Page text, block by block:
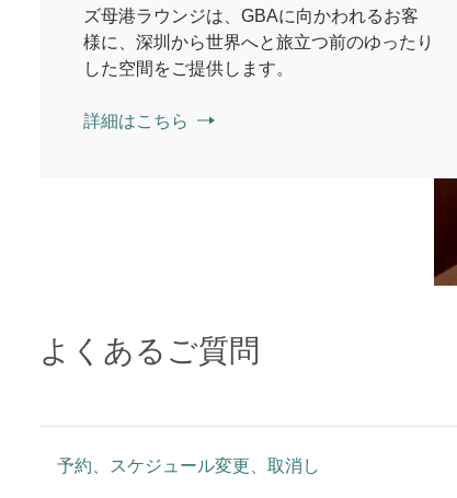
ズ母港ラウンジは、GBAに向かわれるお客
様に、深圳から世界へと旅立つ前のゆったり
した空間をご提供します。
詳細はこちら
よくあるご質問
予約、スケジュール変更、取消し